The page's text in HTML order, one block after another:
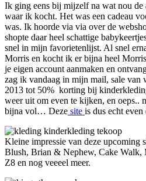
Ik ging eens bij mijzelf na wat nou de
waar ik kocht. Het was een cadeau
was. Ik hoorde via via over de
shopte daar heel schattige
snel in mijn favorietenlijst. Al snel
Morris en kocht ik er bijna heel
je eigen account aanmaken en
zag ik vandaag in mijn mail, sale van
2013 tot 50% korting bij
weer uit om even te kijken, en oeps..
bijna vol… Deze site is dus echt
Kleine impressie van deze upcoming
Blush, Brian & Nephew, Cake Walk,
Z8 en nog veeeel meer.